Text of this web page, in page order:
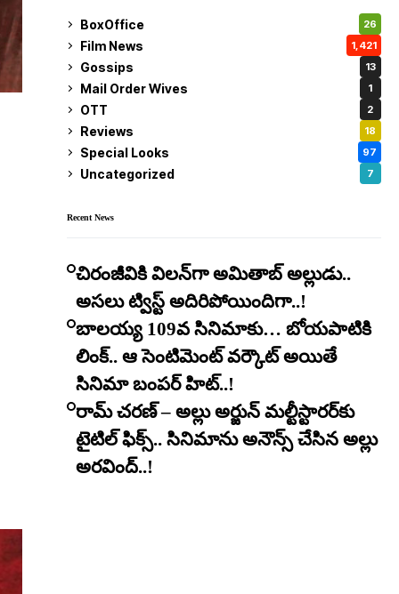
BoxOffice 26
Film News 1,421
Gossips 13
Mail Order Wives 1
OTT 2
Reviews 18
Special Looks 97
Uncategorized 7
Recent News
చిరంజీవికి విలన్‌గా అమితాబ్ అల్లుడు..
అసలు ట్విస్ట్ అదిరిపోయిందిగా..!
బాలయ్య 109వ సినిమాకు… బోయపాటికి
లింక్.. ఆ సెంటిమెంట్ వర్కౌట్ అయితే
సినిమా బంపర్ హిట్..!
రామ్ చరణ్ – అల్లు అర్జున్ మల్టీస్టారర్​కు
టైటిల్ ఫిక్స్.. సినిమాను అనౌన్స్ చేసిన అల్లు
అరవింద్..!